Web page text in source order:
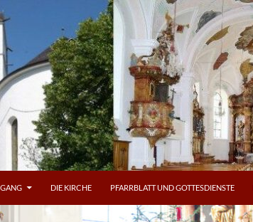
DIE KIRCHE PFARRBLATT UND GOTTESDIENSTE